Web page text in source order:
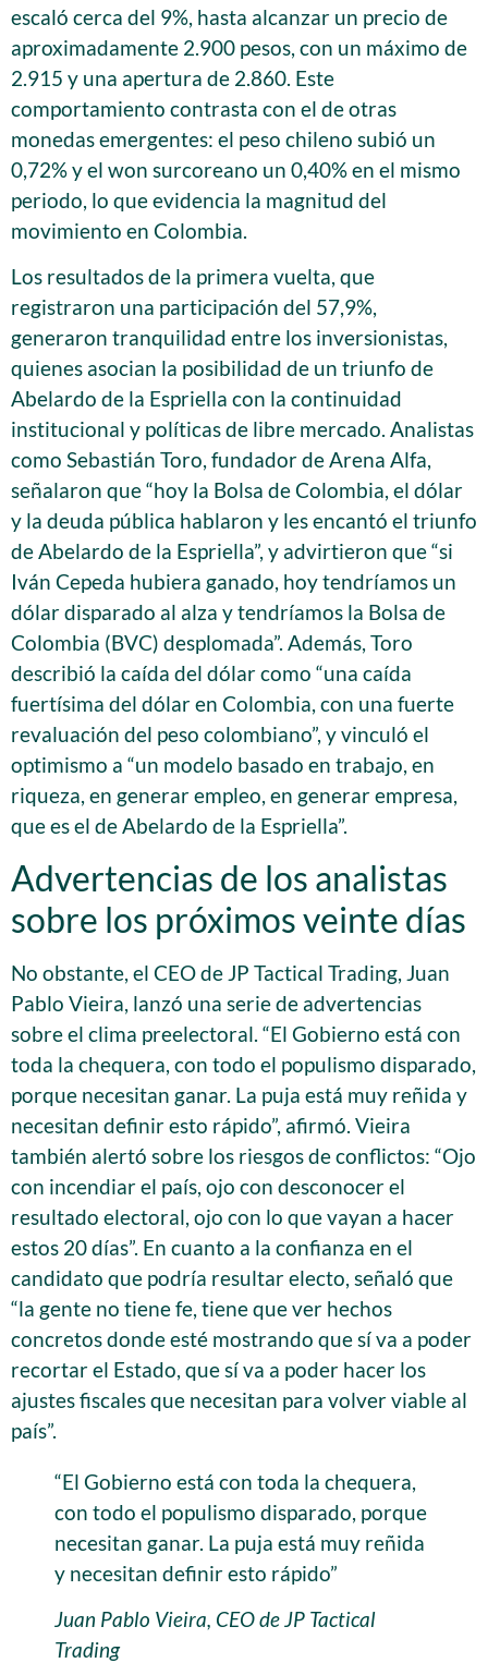
escaló cerca del 9%, hasta alcanzar un precio de
aproximadamente 2.900 pesos, con un máximo de
2.915 y una apertura de 2.860. Este
comportamiento contrasta con el de otras
monedas emergentes: el peso chileno subió un
0,72% y el won surcoreano un 0,40% en el mismo
periodo, lo que evidencia la magnitud del
movimiento en Colombia.
Los resultados de la primera vuelta, que
registraron una participación del 57,9%,
generaron tranquilidad entre los inversionistas,
quienes asocian la posibilidad de un triunfo de
Abelardo de la Espriella con la continuidad
institucional y políticas de libre mercado. Analistas
como Sebastián Toro, fundador de Arena Alfa,
señalaron que “hoy la Bolsa de Colombia, el dólar
y la deuda pública hablaron y les encantó el triunfo
de Abelardo de la Espriella”, y advirtieron que “si
Iván Cepeda hubiera ganado, hoy tendríamos un
dólar disparado al alza y tendríamos la Bolsa de
Colombia (BVC) desplomada”. Además, Toro
describió la caída del dólar como “una caída
fuertísima del dólar en Colombia, con una fuerte
revaluación del peso colombiano”, y vinculó el
optimismo a “un modelo basado en trabajo, en
riqueza, en generar empleo, en generar empresa,
que es el de Abelardo de la Espriella”.
Advertencias de los analistas
sobre los próximos veinte días
No obstante, el CEO de JP Tactical Trading, Juan
Pablo Vieira, lanzó una serie de advertencias
sobre el clima preelectoral. “El Gobierno está con
toda la chequera, con todo el populismo disparado,
porque necesitan ganar. La puja está muy reñida y
necesitan definir esto rápido”, afirmó. Vieira
también alertó sobre los riesgos de conflictos: “Ojo
con incendiar el país, ojo con desconocer el
resultado electoral, ojo con lo que vayan a hacer
estos 20 días”. En cuanto a la confianza en el
candidato que podría resultar electo, señaló que
“la gente no tiene fe, tiene que ver hechos
concretos donde esté mostrando que sí va a poder
recortar el Estado, que sí va a poder hacer los
ajustes fiscales que necesitan para volver viable al
país”.
“El Gobierno está con toda la chequera,
con todo el populismo disparado, porque
necesitan ganar. La puja está muy reñida
y necesitan definir esto rápido”
Juan Pablo Vieira, CEO de JP Tactical
Trading